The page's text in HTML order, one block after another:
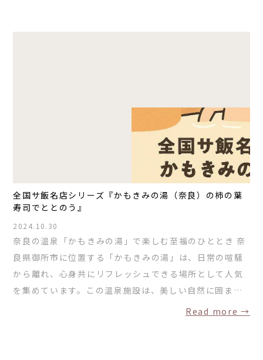
全国サ飯名店シリーズ『かもきみの湯（奈良）の柿の葉
寿司でととのう』
2024.10.30
奈良の温泉「かもきみの湯」で楽しむ至福のひととき 奈
良県御所市に位置する「かもきみの湯」は、日常の喧騒
から離れ、心身共にリフレッシュできる場所として人気
を集めています。この温泉施設は、美しい自然に囲ま…
Read more →